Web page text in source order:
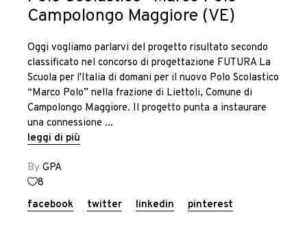
Campolongo Maggiore (VE)
Oggi vogliamo parlarvi del progetto risultato secondo
classificato nel concorso di progettazione FUTURA La
Scuola per l'Italia di domani per il nuovo Polo Scolastico
“Marco Polo” nella frazione di Liettoli, Comune di
Campolongo Maggiore. Il progetto punta a instaurare
una connessione
leggi di più
By GPA
8
facebook
twitter linkedin pinterest